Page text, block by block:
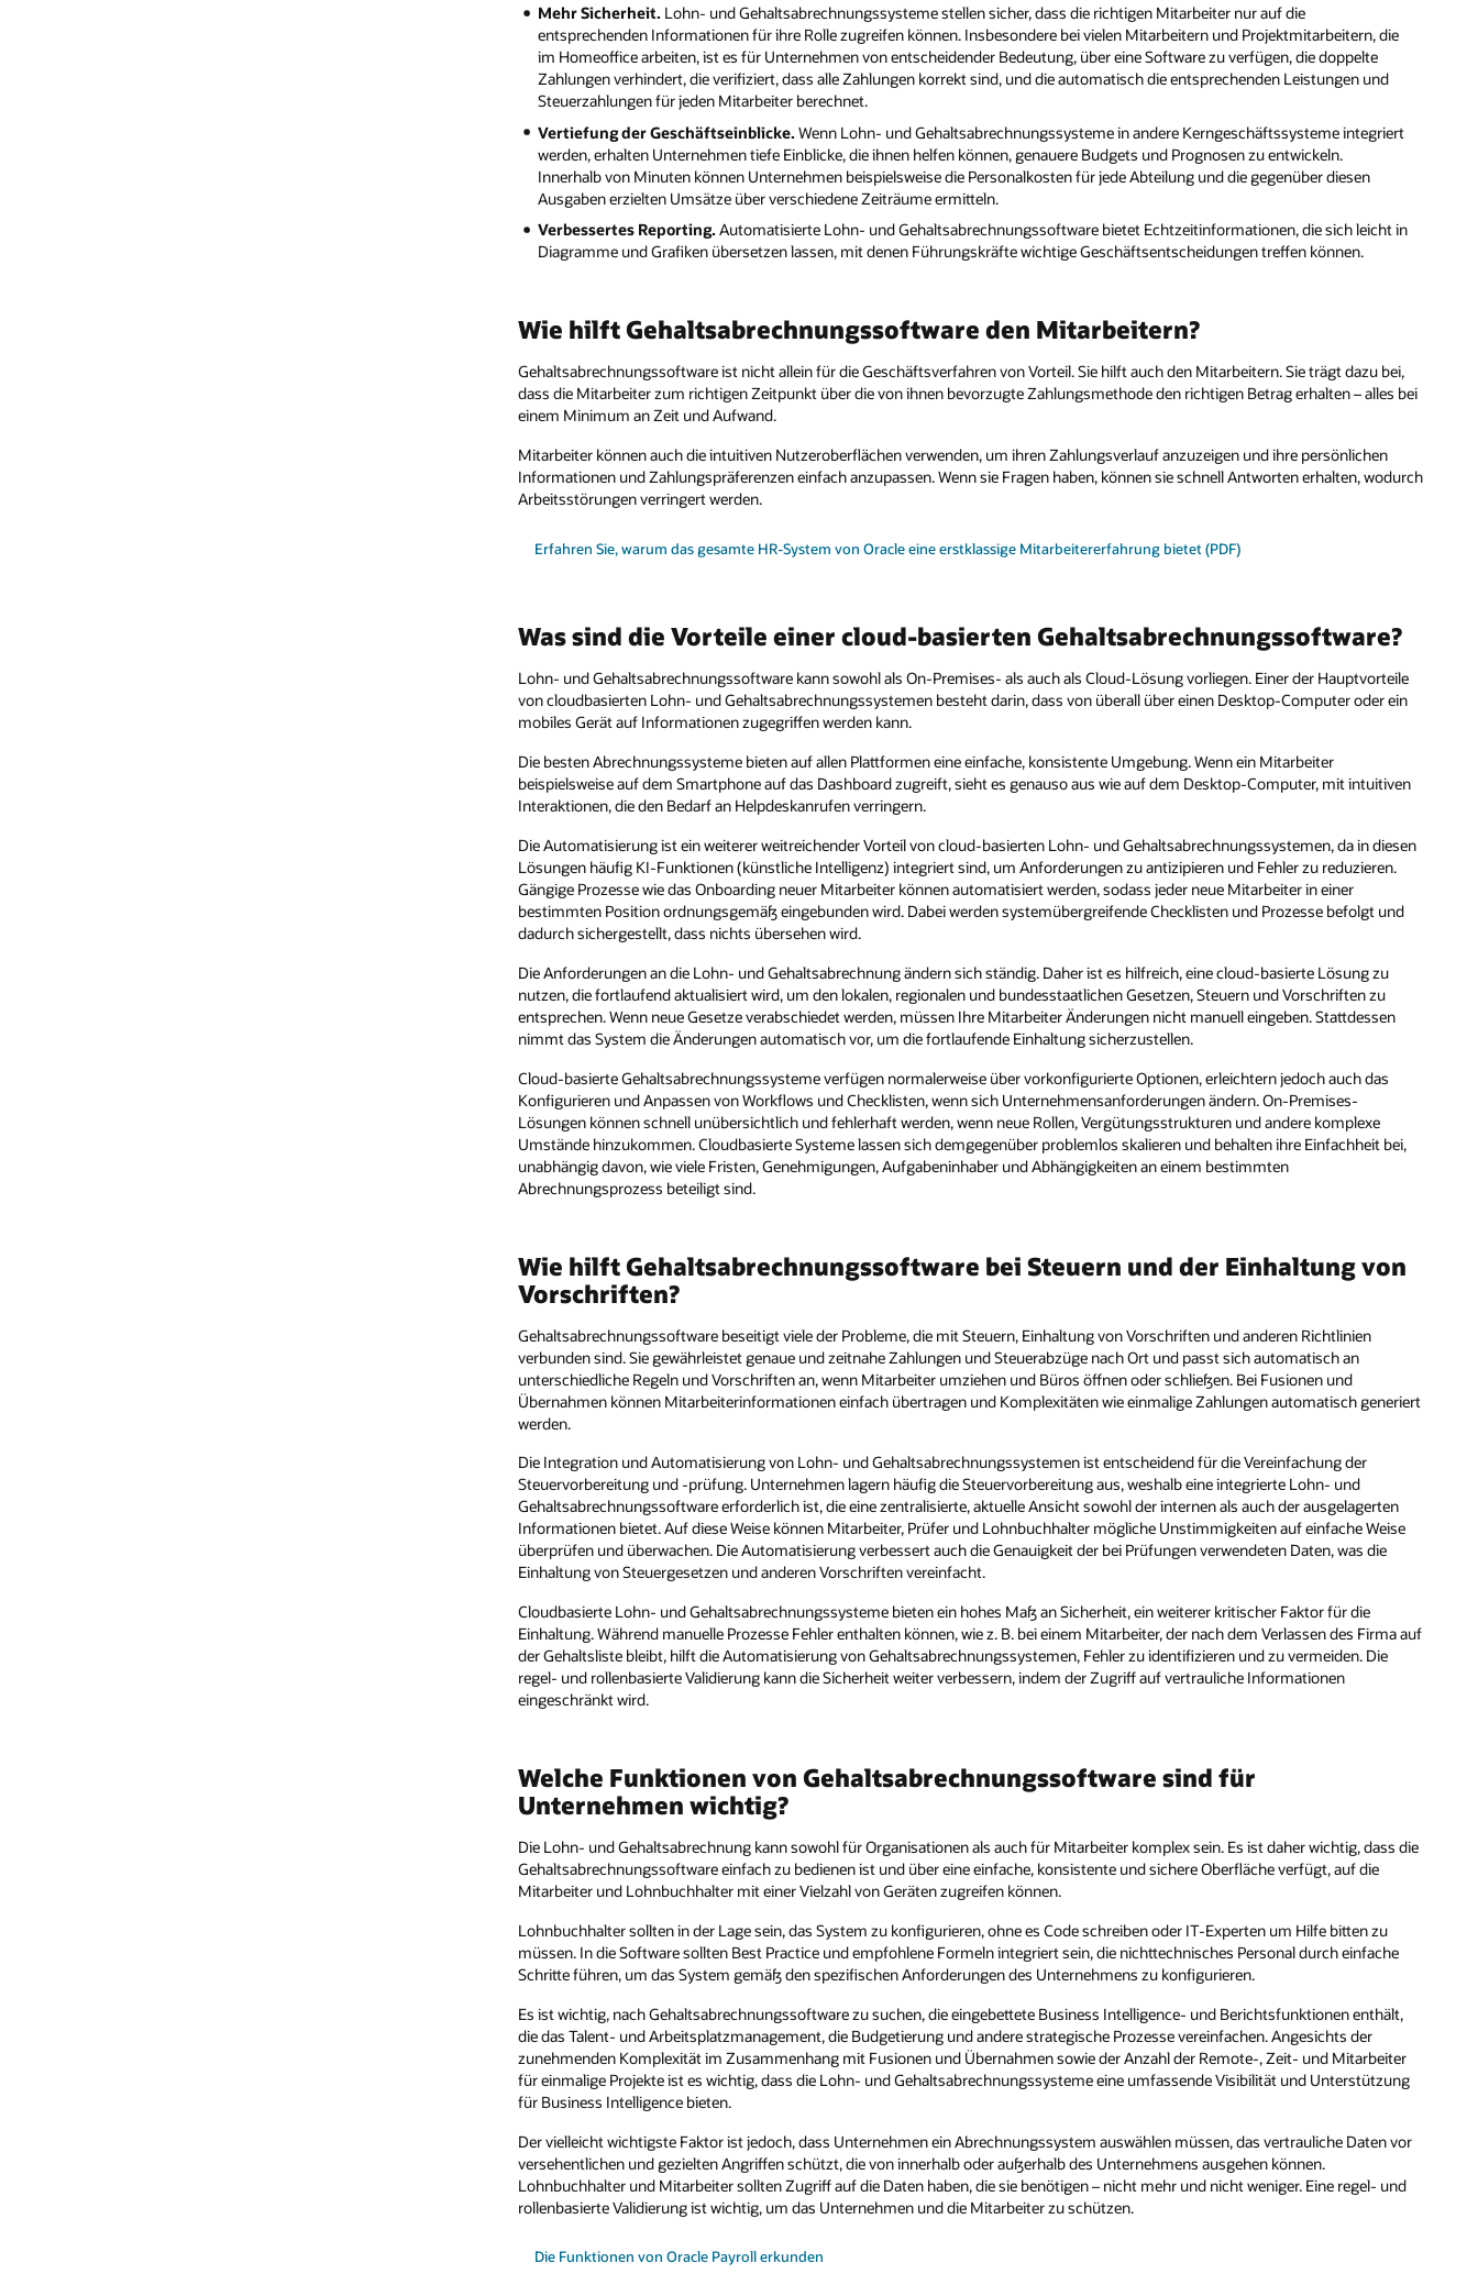
Mehr Sicherheit. Lohn- und Gehaltsabrechnungssysteme stellen sicher, dass die richtigen Mitarbeiter nur auf die
entsprechenden Informationen für ihre Rolle zugreifen können. Insbesondere bei vielen Mitarbeitern und Projektmitarbeitern, die
im Homeoffice arbeiten, ist es für Unternehmen von entscheidender Bedeutung, über eine Software zu verfügen, die doppelte
Zahlungen verhindert, die verifiziert, dass alle Zahlungen korrekt sind, und die automatisch die entsprechenden Leistungen und
Steuerzahlungen für jeden Mitarbeiter berechnet.
Vertiefung der Geschäftseinblicke. Wenn Lohn- und Gehaltsabrechnungssysteme in andere Kerngeschäftssysteme integriert
werden, erhalten Unternehmen tiefe Einblicke, die ihnen helfen können, genauere Budgets und Prognosen zu entwickeln.
Innerhalb von Minuten können Unternehmen beispielsweise die Personalkosten für jede Abteilung und die gegenüber diesen
Ausgaben erzielten Umsätze über verschiedene Zeiträume ermitteln.
Verbessertes Reporting. Automatisierte Lohn- und Gehaltsabrechnungssoftware bietet Echtzeitinformationen, die sich leicht in
Diagramme und Grafiken übersetzen lassen, mit denen Führungskräfte wichtige Geschäftsentscheidungen treffen können.
Wie hilft Gehaltsabrechnungssoftware den Mitarbeitern?
Gehaltsabrechnungssoftware ist nicht allein für die Geschäftsverfahren von Vorteil. Sie hilft auch den Mitarbeitern. Sie trägt dazu bei,
dass die Mitarbeiter zum richtigen Zeitpunkt über die von ihnen bevorzugte Zahlungsmethode den richtigen Betrag erhalten – alles bei
einem Minimum an Zeit und Aufwand.
Mitarbeiter können auch die intuitiven Nutzeroberflächen verwenden, um ihren Zahlungsverlauf anzuzeigen und ihre persönlichen
Informationen und Zahlungspräferenzen einfach anzupassen. Wenn sie Fragen haben, können sie schnell Antworten erhalten, wodurch
Arbeitsstörungen verringert werden.
Erfahren Sie, warum das gesamte HR-System von Oracle eine erstklassige Mitarbeitererfahrung bietet (PDF)
Was sind die Vorteile einer cloud-basierten Gehaltsabrechnungssoftware?
Lohn- und Gehaltsabrechnungssoftware kann sowohl als On-Premises- als auch als Cloud-Lösung vorliegen. Einer der Hauptvorteile
von cloudbasierten Lohn- und Gehaltsabrechnungssystemen besteht darin, dass von überall über einen Desktop-Computer oder ein
mobiles Gerät auf Informationen zugegriffen werden kann.
Die besten Abrechnungssysteme bieten auf allen Plattformen eine einfache, konsistente Umgebung. Wenn ein Mitarbeiter
beispielsweise auf dem Smartphone auf das Dashboard zugreift, sieht es genauso aus wie auf dem Desktop-Computer, mit intuitiven
Interaktionen, die den Bedarf an Helpdeskanrufen verringern.
Die Automatisierung ist ein weiterer weitreichender Vorteil von cloud-basierten Lohn- und Gehaltsabrechnungssystemen, da in diesen
Lösungen häufig KI-Funktionen (künstliche Intelligenz) integriert sind, um Anforderungen zu antizipieren und Fehler zu reduzieren.
Gängige Prozesse wie das Onboarding neuer Mitarbeiter können automatisiert werden, sodass jeder neue Mitarbeiter in einer
bestimmten Position ordnungsgemäß eingebunden wird. Dabei werden systemübergreifende Checklisten und Prozesse befolgt und
dadurch sichergestellt, dass nichts übersehen wird.
Die Anforderungen an die Lohn- und Gehaltsabrechnung ändern sich ständig. Daher ist es hilfreich, eine cloud-basierte Lösung zu
nutzen, die fortlaufend aktualisiert wird, um den lokalen, regionalen und bundesstaatlichen Gesetzen, Steuern und Vorschriften zu
entsprechen. Wenn neue Gesetze verabschiedet werden, müssen Ihre Mitarbeiter Änderungen nicht manuell eingeben. Stattdessen
nimmt das System die Änderungen automatisch vor, um die fortlaufende Einhaltung sicherzustellen.
Cloud-basierte Gehaltsabrechnungssysteme verfügen normalerweise über vorkonfigurierte Optionen, erleichtern jedoch auch das
Konfigurieren und Anpassen von Workflows und Checklisten, wenn sich Unternehmensanforderungen ändern. On-Premises-
Lösungen können schnell unübersichtlich und fehlerhaft werden, wenn neue Rollen, Vergütungsstrukturen und andere komplexe
Umstände hinzukommen. Cloudbasierte Systeme lassen sich demgegenüber problemlos skalieren und behalten ihre Einfachheit bei,
unabhängig davon, wie viele Fristen, Genehmigungen, Aufgabeninhaber und Abhängigkeiten an einem bestimmten
Abrechnungsprozess beteiligt sind.
Wie hilft Gehaltsabrechnungssoftware bei Steuern und der Einhaltung von
Vorschriften?
Gehaltsabrechnungssoftware beseitigt viele der Probleme, die mit Steuern, Einhaltung von Vorschriften und anderen Richtlinien
verbunden sind. Sie gewährleistet genaue und zeitnahe Zahlungen und Steuerabzüge nach Ort und passt sich automatisch an
unterschiedliche Regeln und Vorschriften an, wenn Mitarbeiter umziehen und Büros öffnen oder schließen. Bei Fusionen und
Übernahmen können Mitarbeiterinformationen einfach übertragen und Komplexitäten wie einmalige Zahlungen automatisch generiert
werden.
Die Integration und Automatisierung von Lohn- und Gehaltsabrechnungssystemen ist entscheidend für die Vereinfachung der
Steuervorbereitung und -prüfung. Unternehmen lagern häufig die Steuervorbereitung aus, weshalb eine integrierte Lohn- und
Gehaltsabrechnungssoftware erforderlich ist, die eine zentralisierte, aktuelle Ansicht sowohl der internen als auch der ausgelagerten
Informationen bietet. Auf diese Weise können Mitarbeiter, Prüfer und Lohnbuchhalter mögliche Unstimmigkeiten auf einfache Weise
überprüfen und überwachen. Die Automatisierung verbessert auch die Genauigkeit der bei Prüfungen verwendeten Daten, was die
Einhaltung von Steuergesetzen und anderen Vorschriften vereinfacht.
Cloudbasierte Lohn- und Gehaltsabrechnungssysteme bieten ein hohes Maß an Sicherheit, ein weiterer kritischer Faktor für die
Einhaltung. Während manuelle Prozesse Fehler enthalten können, wie z. B. bei einem Mitarbeiter, der nach dem Verlassen des Firma auf
der Gehaltsliste bleibt, hilft die Automatisierung von Gehaltsabrechnungssystemen, Fehler zu identifizieren und zu vermeiden. Die
regel- und rollenbasierte Validierung kann die Sicherheit weiter verbessern, indem der Zugriff auf vertrauliche Informationen
eingeschränkt wird.
Welche Funktionen von Gehaltsabrechnungssoftware sind für
Unternehmen wichtig?
Die Lohn- und Gehaltsabrechnung kann sowohl für Organisationen als auch für Mitarbeiter komplex sein. Es ist daher wichtig, dass die
Gehaltsabrechnungssoftware einfach zu bedienen ist und über eine einfache, konsistente und sichere Oberfläche verfügt, auf die
Mitarbeiter und Lohnbuchhalter mit einer Vielzahl von Geräten zugreifen können.
Lohnbuchhalter sollten in der Lage sein, das System zu konfigurieren, ohne es Code schreiben oder IT-Experten um Hilfe bitten zu
müssen. In die Software sollten Best Practice und empfohlene Formeln integriert sein, die nichttechnisches Personal durch einfache
Schritte führen, um das System gemäß den spezifischen Anforderungen des Unternehmens zu konfigurieren.
Es ist wichtig, nach Gehaltsabrechnungssoftware zu suchen, die eingebettete Business Intelligence- und Berichtsfunktionen enthält,
die das Talent- und Arbeitsplatzmanagement, die Budgetierung und andere strategische Prozesse vereinfachen. Angesichts der
zunehmenden Komplexität im Zusammenhang mit Fusionen und Übernahmen sowie der Anzahl der Remote-, Zeit- und Mitarbeiter
für einmalige Projekte ist es wichtig, dass die Lohn- und Gehaltsabrechnungssysteme eine umfassende Visibilität und Unterstützung
für Business Intelligence bieten.
Der vielleicht wichtigste Faktor ist jedoch, dass Unternehmen ein Abrechnungssystem auswählen müssen, das vertrauliche Daten vor
versehentlichen und gezielten Angriffen schützt, die von innerhalb oder außerhalb des Unternehmens ausgehen können.
Lohnbuchhalter und Mitarbeiter sollten Zugriff auf die Daten haben, die sie benötigen – nicht mehr und nicht weniger. Eine regel- und
rollenbasierte Validierung ist wichtig, um das Unternehmen und die Mitarbeiter zu schützen.
Die Funktionen von Oracle Payroll erkunden